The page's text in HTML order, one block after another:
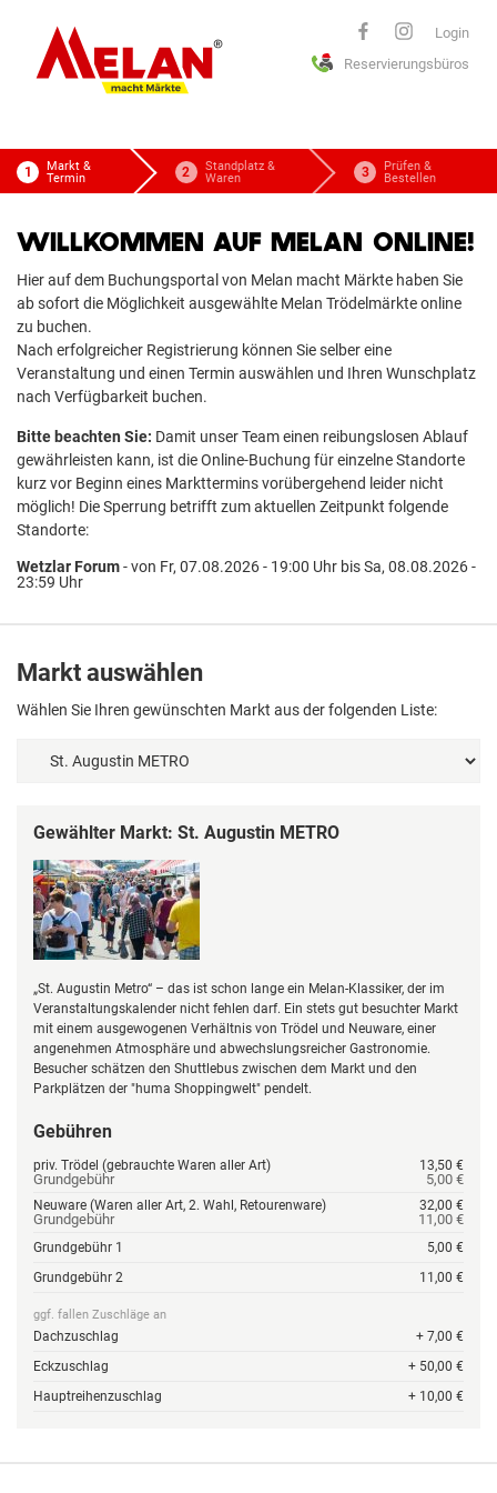
Login
Reservierungsbüros
Markt &
Termin
Standplatz &
Waren
Prüfen &
Bestellen
WILLKOMMEN AUF MELAN ONLINE!
Hier auf dem Buchungsportal von Melan macht Märkte haben Sie
ab sofort die Möglichkeit ausgewählte Melan Trödelmärkte online
zu buchen.
Nach erfolgreicher Registrierung können Sie selber eine
Veranstaltung und einen Termin auswählen und Ihren Wunschplatz
nach Verfügbarkeit buchen.
Bitte beachten Sie: Damit unser Team einen reibungslosen Ablauf
gewährleisten kann, ist die Online-Buchung für einzelne Standorte
kurz vor Beginn eines Markttermins vorübergehend leider nicht
möglich! Die Sperrung betrifft zum aktuellen Zeitpunkt folgende
Standorte:
Wetzlar Forum- von Fr, 07.08.2026 - 19:00 Uhr bis Sa, 08.08.2026 -
23:59 Uhr
Markt auswählen
Wählen Sie Ihren gewünschten Markt aus der folgenden Liste:
Gewählter Markt: St. Augustin METRO
„St. Augustin Metro“ – das ist schon lange ein Melan-Klassiker, der im
Veranstaltungskalender nicht fehlen darf. Ein stets gut besuchter Markt
mit einem ausgewogenen Verhältnis von Trödel und Neuware, einer
angenehmen Atmosphäre und abwechslungsreicher Gastronomie.
Besucher schätzen den Shuttlebus zwischen dem Markt und den
Parkplätzen der "huma Shoppingwelt" pendelt.
Gebühren
priv. Trödel (gebrauchte Waren aller Art) 13,50 €
Grundgebühr 5,00 €
Neuware (Waren aller Art, 2. Wahl, Retourenware) 32,00 €
Grundgebühr 11,00 €
Grundgebühr 1
5,00 €
Grundgebühr 2
11,00 €
ggf. fallen Zuschläge an
Dachzuschlag
+ 7,00 €
Eckzuschlag
+ 50,00 €
Hauptreihenzuschlag
+ 10,00 €